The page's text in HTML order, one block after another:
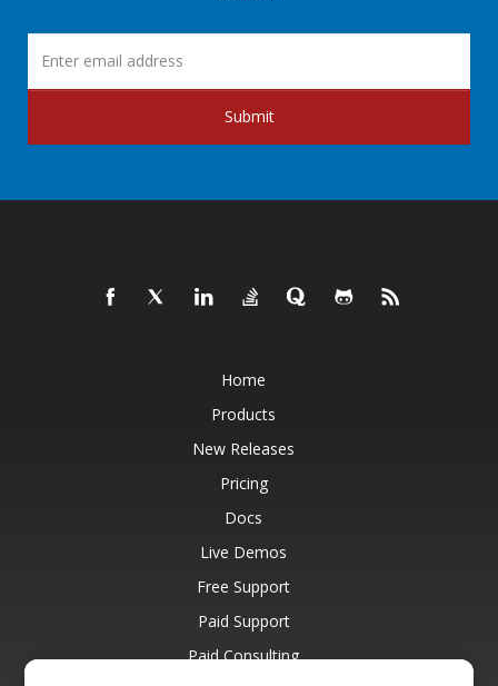
Submit
Home
Products
New Releases
Pricing
Docs
Live Demos
Free Support
Paid Support
Paid Consulting